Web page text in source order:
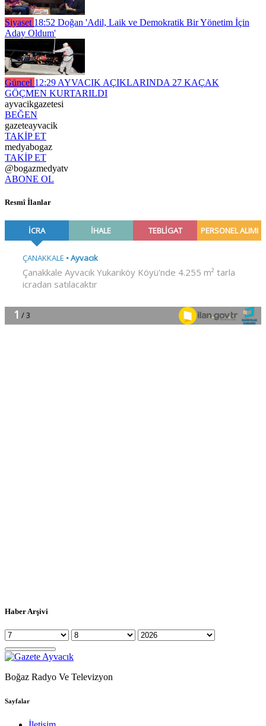
Siyaset 18:52 Doğan 'Adil, Laik ve Demokratik Bir Yönetim İçin
Aday Oldum'
Güncel 12:29 AYVACIK AÇIKLARINDA 27 KAÇAK
GÖÇMEN KURTARILDI
ayvacikgazetesi
BEĞEN
gazeteayvacik
TAKİP ET
medyabogaz
TAKİP ET
@bogazmedyatv
ABONE OL
Resmî İlanlar
Haber Arşivi
Boğaz Radyo Ve Televizyon
Sayfalar